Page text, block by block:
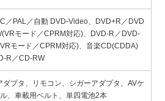
／PAL／自動 DVD-Video、DVD+R／DVD
モード／CPRM対応)、DVD-R／DVD-
モード／CPRM対応)、音楽CD(CDDA)
R／CD-RW
ダプタ、リモコン、シガーアダプタ、AVケ
、車載用ベルト、単四電池2本